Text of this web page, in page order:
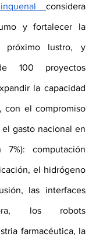
considera
y fortalecer la
próximo lustro, y
100 proyectos
la capacidad
con el compromiso
gasto nacional en
computación
el hidrógeno
las interfaces
los robots
farmacéutica, la